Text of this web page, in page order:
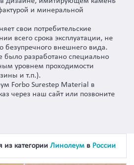
и минеральной
свои потребительские
всего срока эксплуатации, не
безупречного внешнего вида.
было разработано специально
уровнем проходимости
и т.п.).
Forbo Surestep Material в
через наш сайт или позвоните
категории Линолеум в России